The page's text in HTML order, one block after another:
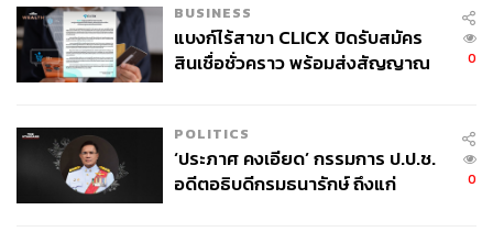
BUSINESS
แบงก์ไร้สาขา CLICX ปิดรับสมัคร
สินเชื่อชั่วคราว พร้อมส่งสัญญาณ
0
POLITICS
‘ประภาศ คงเอียด’ กรรมการ ป.ป.ช.
อดีตอธิบดีกรมธนารักษ์ ถึงแก่
0